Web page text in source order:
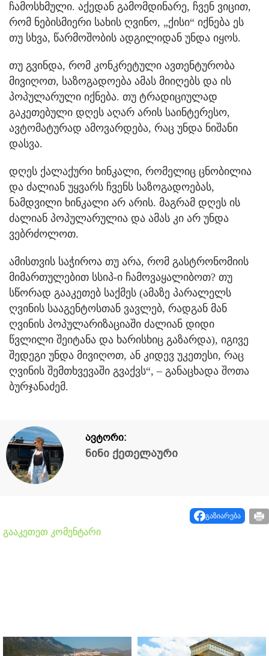
ჩამოსხმული. აქედან გამომდინარე, ჩვენ ვიცით,
რომ ნებისმიერი სახის ღვინო, „ქისი“ იქნება ეს
თუ სხვა, წარმოშობის ადგილიდან უნდა იყოს.
თუ გვინდა, რომ კონკრეტული ავთენტურობა
მივიღოთ, საზოგადოება ამას მიიღებს და ის
პოპულარული იქნება. თუ ტრადიციულად
გაკეთებული დღეს აღარ არის საინტერესო,
ავტომატურად ამოვარდება, რაც უნდა ნიშანი
დასვა.
დღეს ქალაქური ხინკალი, რომელიც ცნობილია
და ძალიან უყვარს ჩვენს საზოგადოებას,
ნამდვილი ხინკალი არ არის. მაგრამ დღეს ის
ძალიან პოპულარულია და ამას კი არ უნდა
ვებრძოლოთ.
ამისთვის საჭიროა თუ არა, რომ გასტრონომიის
მიმართულებით სსიპ-ი ჩამოვაყალიბოთ? თუ
სწორად გააკეთებ საქმეს (ამაზე პარალელს
ღვინის სააგენტოსთან ვავლებ, რადგან მან
ღვინის პოპულარიზაციაში ძალიან დიდი
წვლილი შეიტანა და ხარისხიც გაზარდა), იგივე
შედეგი უნდა მივიღოთ, ან კიდევ უკეთესი, რაც
ღვინის შემთხვევაში გვაქვს“, – განაცხადა შოთა
ბურჯანაძემ.
ავტორი:
ნინი ქეთელაური
გაზიარება
გააკეთეთ კომენტარი